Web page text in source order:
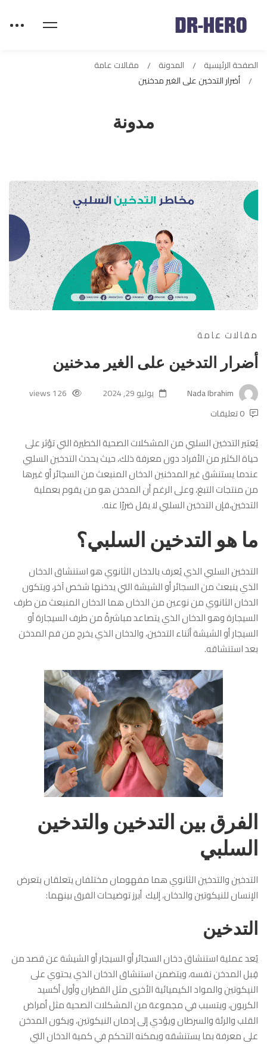
مدونة
الصفحة الرئيسية المدونة
مقالات عامة
أضرار التدخين على الغير مدخنين
مقالات عامة
أضرار التدخين على الغير مدخنين
يوليو 29, 2024
126 views
0 تعليقات
يُعتبر التدخين السلبي من المشكلات الصحية الخطيرة التي تؤثر على
حياة الكثير من الأفراد دون معرفة ذلك، حيث يحدث التدخين السلبي
عندما يستنشق غير المدخنين الدخان المنبعث من السجائر أو غيرها
من منتجات التبغ، وعلى الرغم أن المدخن هو من يقوم بعملية
التدخين،فإن التدخين السلبي لا يقل ضررًا عنه.
ما هو التدخين السلبي؟
التدخين السلبي الذي يُعرف بالدخان الثانوي هو استنشاق الدخان
الذي ينبعث من السجائر أو الشيشة التي يدخنها شخص آخر، ويتكون
الدخان الثانوي من نوعين من الدخان هما الدخان المنبعث من طرف
السيجارة وهو الدخان الذي يتصاعد مباشرةً من طرف السيجارة أو
السيجار أو الشيشة أثناء التدخين، والدخان الذي يخرج من فم المدخن
بعد استنشاقه.
الفرق بين التدخين والتدخين
السلبي
التدخين والتدخين الثانوي هما مفهومان مختلفان يتعلقان بتعرض
الإنسان للنيكوتين والدخان، إليك أبرز توضيحات الفرق بينهما:
التدخين
يُعد عملية استنشاق دخان السجائر أو السيجار أو الشيشة عن قصد من
قِبل المدخن نفسه، ويتضمن استنشاق الدخان الذي يحتوي على
النيكوتين والمواد الكيميائية الأخرى مثل القطران وأول أكسيد
الكربون، ويتسبب في مجموعة من المشكلات الصحية مثل أمراض
القلب والرئة والسرطان ويؤدي إلى إدمان النيكوتين، ويكون المدخن
على معرفة بما يستنشقه ويمكنه التحكم في كمية الدخان التي